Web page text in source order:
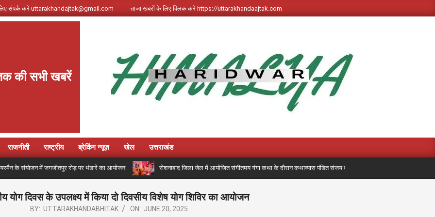
संपर्क करे uttarakhandajtak@gmail.com ताजा खबरों के लिए क्लिक करे https://uttarakhandaajtak.com
की सभी खबरें
राजनीती राष्ट्रीय ब्रेकिंग न्यूज़ खेल उत्तराखंड
के संयोजन में जगजीतपुर रोड़ पर भंडारे का आयोजन रोशनाबाद जिला जेल में आयोजित संगीतमय गंगा कथा के दौरान कथाव्यास पंडित संजय कृष्ण ने गंगोत्री से गंगासागर तक पड़ने वाले
योग दिवस के उपलक्ष्य में किया दो दिवसीय विशेष योग शिविर का आयोजन
BY: UTTARAKHANDABHITAK ON: JUNE 20, 2025